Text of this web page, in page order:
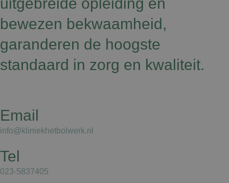
bewezen bekwaamheid,
garanderen de hoogste
standaard in zorg en kwaliteit.
Email
info@kliniekhetbolwerk.nl
Tel
023-5837405